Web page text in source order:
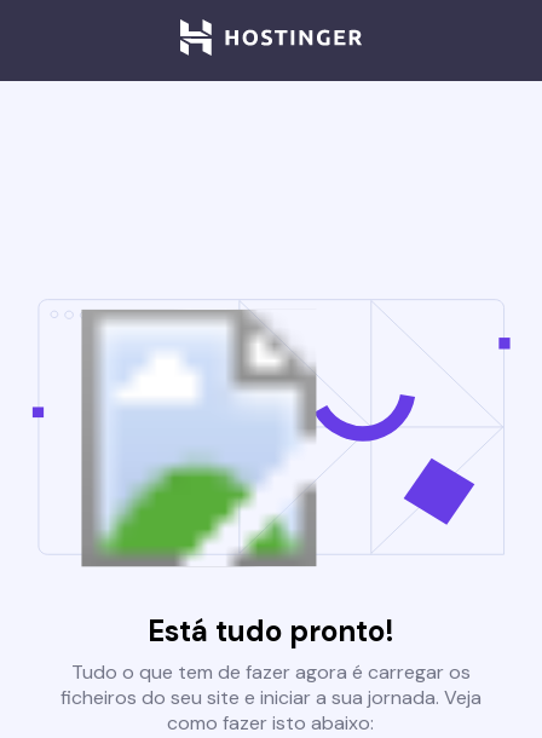
Está tudo pronto!
Tudo o que tem de fazer agora é carregar os
ficheiros do seu site e iniciar a sua jornada. Veja
como fazer isto abaixo: